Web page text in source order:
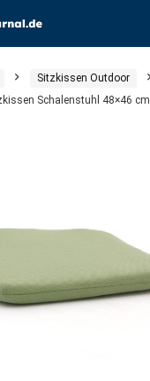
Sitzkissen Outdoor
Schalenstuhl 48×46 cm